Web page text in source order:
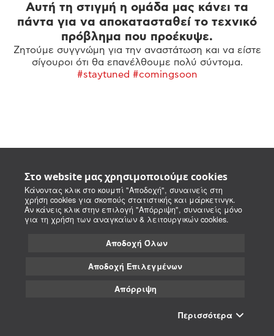
Στο website μας χρησιμοποιούμε cookies
Κάνοντας κλικ στο κουμπί "Αποδοχή", συναινείς στη
χρήση cookies για σκοπούς στατιστικής και μάρκετινγκ.
Αν κάνεις κλικ στην επιλογή "Απόρριψη", συναινείς μόνο
για τη χρήση των αναγκαίων & λειτουργικών cookies.
Αποδοχή Όλων
Αποδοχή Επιλεγμένων
Απόρριψη
Περισσότερα
Αυτή τη στιγμή η ομάδα μας κάνει τα
πάντα για να αποκατασταθεί το τεχνικό
πρόβλημα που προέκυψε.
Ζητούμε συγγνώμη για την αναστάτωση και να είστε
σίγουροι ότι θα επανέλθουμε πολύ σύντομα.
#staytuned #comingsoon